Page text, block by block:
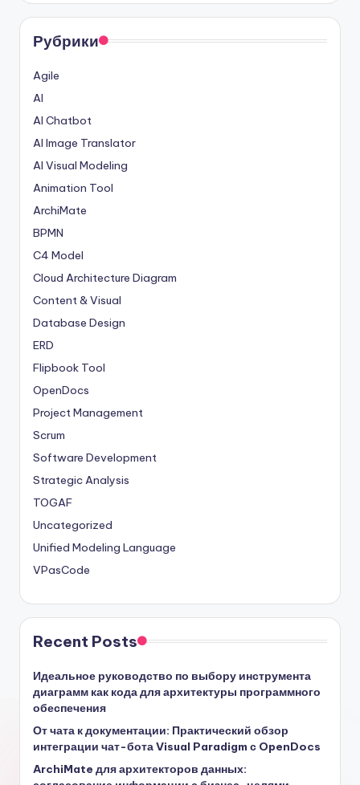
Рубрики
Agile
AI
AI Chatbot
AI Image Translator
AI Visual Modeling
Animation Tool
ArchiMate
BPMN
C4 Model
Cloud Architecture Diagram
Content & Visual
Database Design
ERD
Flipbook Tool
OpenDocs
Project Management
Scrum
Software Development
Strategic Analysis
TOGAF
Uncategorized
Unified Modeling Language
VPasCode
Recent Posts
Идеальное руководство по выбору инструмента
диаграмм как кода для архитектуры программного
обеспечения
От чата к документации: Практический обзор
интеграции чат-бота Visual Paradigm с OpenDocs
ArchiMate для архитекторов данных: